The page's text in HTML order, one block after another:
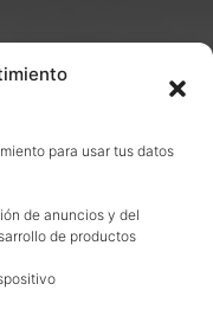
para usar tus datos
de anuncios y del
de productos